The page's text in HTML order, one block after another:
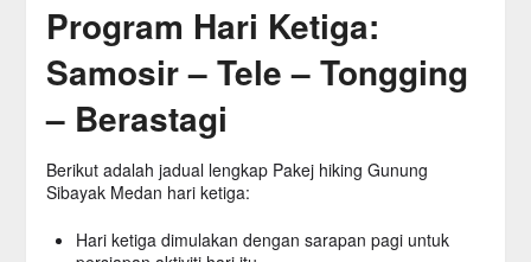
Program Hari Ketiga:
Samosir – Tele – Tongging
– Berastagi
Berikut adalah jadual lengkap Pakej hiking Gunung
Sibayak Medan hari ketiga:
Hari ketiga dimulakan dengan sarapan pagi untuk